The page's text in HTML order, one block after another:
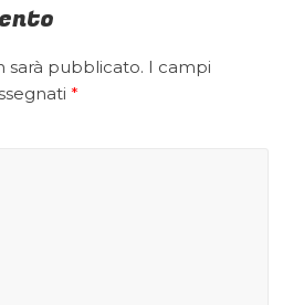
sarà pubblicato. I campi
*